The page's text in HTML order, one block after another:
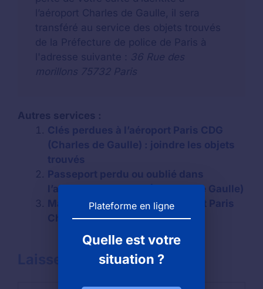
l’aéroport Charles de Gaulle, il sera
transféré au service des objets trouvés
de la Préfecture de police de Paris à
l'adresse suivante : 36 Rue des
morillons 75732 Paris
Autres services :
Clés perdues à l’aéroport Paris CDG
(Charles de Gaulle) : joindre les objets
trouvés
Passeport perdu ou oublié dans
l’aéroport Paris CDG (Charles de Gaulle)
Mac perdu ou oublié à l’Aéroport Paris
Charles-de-Gaulle (CDG)
Laisser un commentaire
Plateforme en ligne
Quelle est votre
situation ?